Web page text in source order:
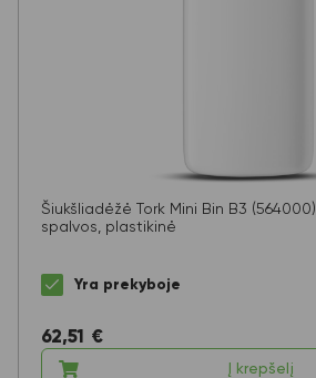
Šiukšliadėžė Tork Mini Bin B3
spalvos, plastikinė
Yra prekyboje
62,51 €
Į krepšelį